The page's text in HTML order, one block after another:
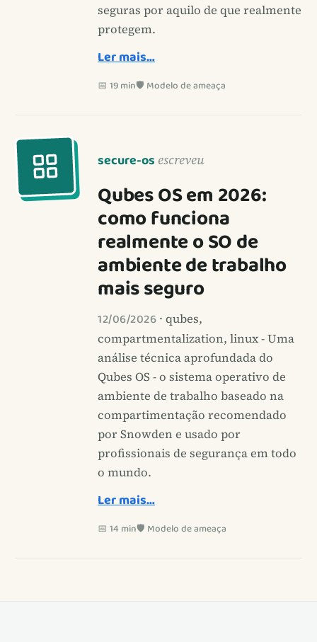
seguras por aquilo de que realmente
protegem.
Ler mais…
📅 19 min🛡️ Modelo de ameaça
secure-os escreveu
Qubes OS em 2026:
como funciona
realmente o SO de
ambiente de trabalho
mais seguro
12/06/2026 · qubes,
compartmentalization, linux - Uma
análise técnica aprofundada do
Qubes OS - o sistema operativo de
ambiente de trabalho baseado na
compartimentação recomendado
por Snowden e usado por
profissionais de segurança em todo
o mundo.
Ler mais…
📅 14 min🛡️ Modelo de ameaça